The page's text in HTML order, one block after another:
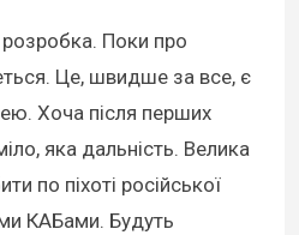
Поки про
Це, швидше за все, є
Хоча після перших
яка дальність. Велика
по піхоті російської
КАБами. Будуть